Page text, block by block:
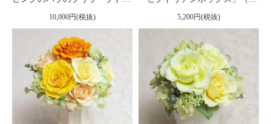
10,000円(税抜) 5,200円(税抜)